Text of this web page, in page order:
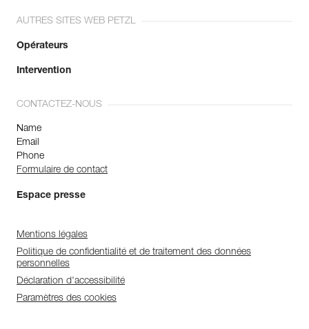
AUTRES SITES WEB PETZL
Opérateurs
Intervention
CONTACTEZ-NOUS
Name
Email
Phone
Formulaire de contact
Espace presse
Mentions légales
Politique de confidentialité et de traitement des données
personnelles
Déclaration d'accessibilité
Paramètres des cookies